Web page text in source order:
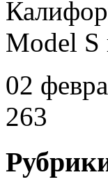
Model S
02
263